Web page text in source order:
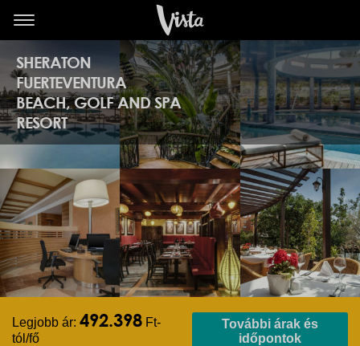
SHERATON
FUERTEVENTURA
BEACH, GOLF AND SPA
RESORT
Legjobb ár: 492.398 Ft-
tól/fő
További árak és
időpontok